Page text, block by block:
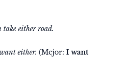
take either road.
either. (Mejor: I want